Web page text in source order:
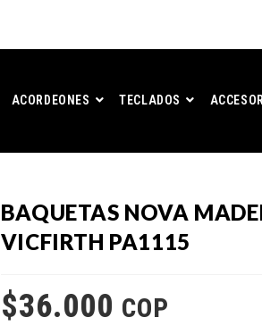
ACORDEONES TECLADOS
BAQUETAS NOVA
VICFIRTH PA1115
$36.000 COP